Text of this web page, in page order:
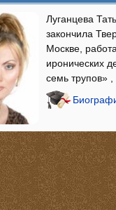
Луганцева
закончила
Москве,
иронических
семь трупов»